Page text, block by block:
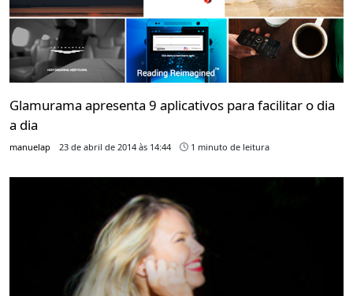
Glamurama apresenta 9 aplicativos para facilitar o dia
a dia
manuelap 23 de abril de 2014 às 14:44 1 minuto de leitura